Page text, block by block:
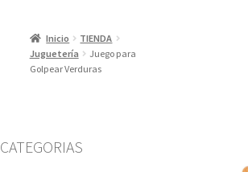
Inicio
TIENDA
Juguetería
Juego para
Golpear Verduras
CATEGORIAS